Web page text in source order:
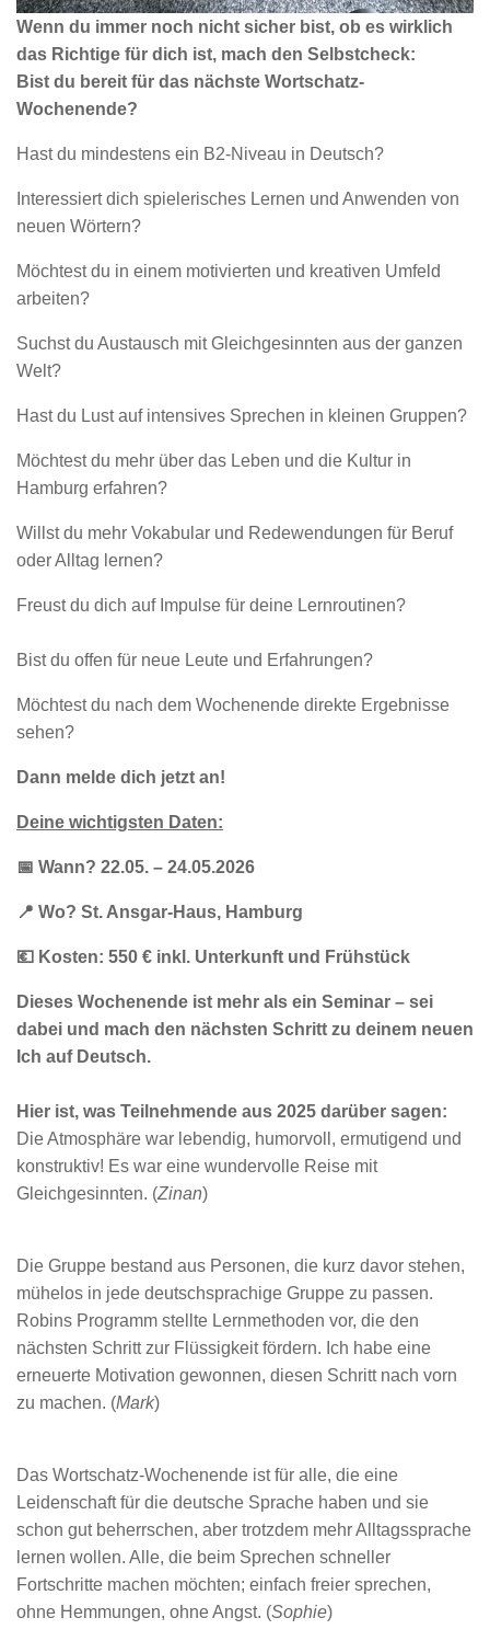
Wenn du immer noch nicht sicher bist, ob es wirklich
das Richtige für dich ist, mach den Selbstcheck:
Bist du bereit für das nächste Wortschatz-
Wochenende?
Hast du mindestens ein B2-Niveau in Deutsch?
Interessiert dich spielerisches Lernen und Anwenden von
neuen Wörtern?
Möchtest du in einem motivierten und kreativen Umfeld
arbeiten?
Suchst du Austausch mit Gleichgesinnten aus der ganzen
Welt?
Hast du Lust auf intensives Sprechen in kleinen Gruppen?
Möchtest du mehr über das Leben und die Kultur in
Hamburg erfahren?
Willst du mehr Vokabular und Redewendungen für Beruf
oder Alltag lernen?
Freust du dich auf Impulse für deine Lernroutinen?
Bist du offen für neue Leute und Erfahrungen?
Möchtest du nach dem Wochenende direkte Ergebnisse
sehen?
Dann melde dich jetzt an!
Deine wichtigsten Daten:
📅 Wann? 22.05. – 24.05.2026
📍 Wo? St. Ansgar-Haus, Hamburg
💶 Kosten: 550 € inkl. Unterkunft und Frühstück
Dieses Wochenende ist mehr als ein Seminar – sei
dabei und mach den nächsten Schritt zu deinem neuen
Ich auf Deutsch.
Hier ist, was Teilnehmende aus 2025 darüber sagen:
Die Atmosphäre war lebendig, humorvoll, ermutigend und
konstruktiv! Es war eine wundervolle Reise mit
Gleichgesinnten. (Zinan)
Die Gruppe bestand aus Personen, die kurz davor stehen,
mühelos in jede deutschsprachige Gruppe zu passen.
Robins Programm stellte Lernmethoden vor, die den
nächsten Schritt zur Flüssigkeit fördern. Ich habe eine
erneuerte Motivation gewonnen, diesen Schritt nach vorn
zu machen. (Mark)
Das Wortschatz-Wochenende ist für alle, die eine
Leidenschaft für die deutsche Sprache haben und sie
schon gut beherrschen, aber trotzdem mehr Alltagssprache
lernen wollen. Alle, die beim Sprechen schneller
Fortschritte machen möchten; einfach freier sprechen,
ohne Hemmungen, ohne Angst. (Sophie)